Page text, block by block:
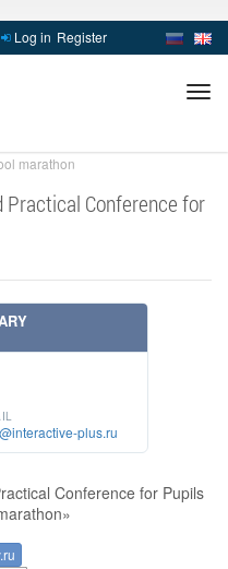
Log in Register
marathon
Practical Conference for
plus.ru